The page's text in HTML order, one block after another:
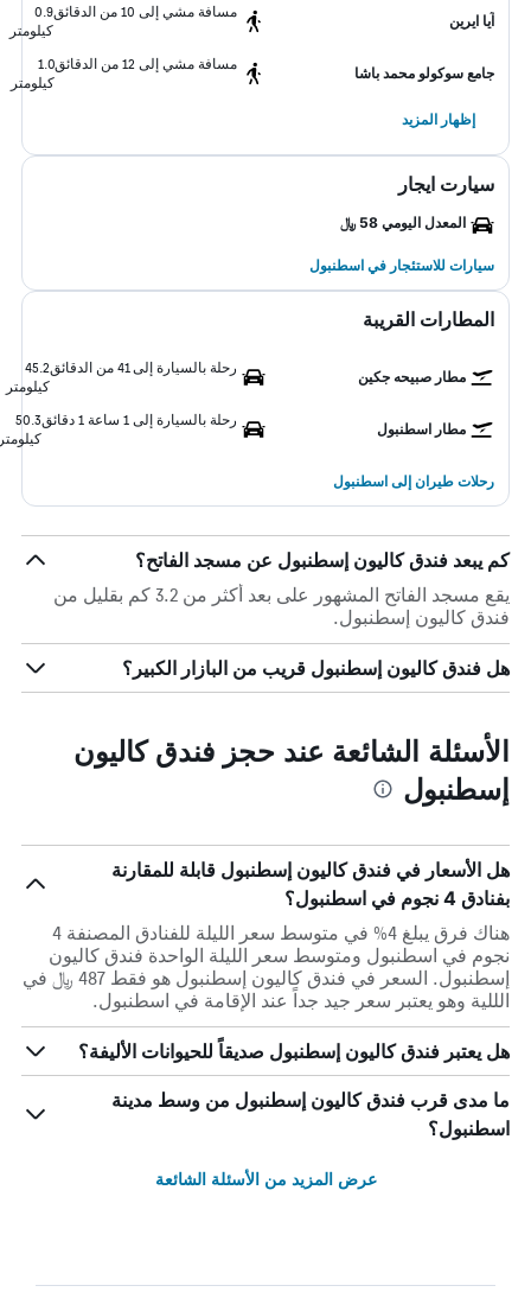
آيا ايرين
مسافة مشي إلى 10 من الدقائق
0.9
كيلومتر
جامع سوكولو محمد باشا
مسافة مشي إلى 12 من الدقائق
1.0
كيلومتر
إظهار المزيد
سيارت ايجار
المعدل اليومي 58 ﷼
سيارات للاستئجار في اسطنبول
المطارات القريبة
مطار صبيحه جكين
رحلة بالسيارة إلى 41 من الدقائق
45.2
كيلومتر
مطار اسطنبول
رحلة بالسيارة إلى 1 ساعة 1 دقائق
50.3
رحلات طيران إلى اسطنبول
كم يبعد فندق كاليون إسطنبول عن مسجد الفاتح؟
يقع مسجد الفاتح المشهور على بعد أكثر من 3.2 كم بقليل من
فندق كاليون إسطنبول.
هل فندق كاليون إسطنبول قريب من البازار الكبير؟
الأسئلة الشائعة عند حجز فندق كاليون
إسطنبول
هل الأسعار في فندق كاليون إسطنبول قابلة للمقارنة
بفنادق 4 نجوم في اسطنبول؟
هناك فرق يبلغ 4% في متوسط ​​سعر الليلة للفنادق المصنفة 4
نجوم في اسطنبول ومتوسط ​​سعر الليلة الواحدة فندق كاليون
إسطنبول. السعر في فندق كاليون إسطنبول هو فقط 487 ﷼ في
الللية وهو يعتبر سعر جيد جداً عند الإقامة في اسطنبول.
هل يعتبر فندق كاليون إسطنبول صديقاً للحيوانات الأليفة؟
ما مدى قرب فندق كاليون إسطنبول من وسط مدينة
اسطنبول؟
عرض المزيد من الأسئلة الشائعة